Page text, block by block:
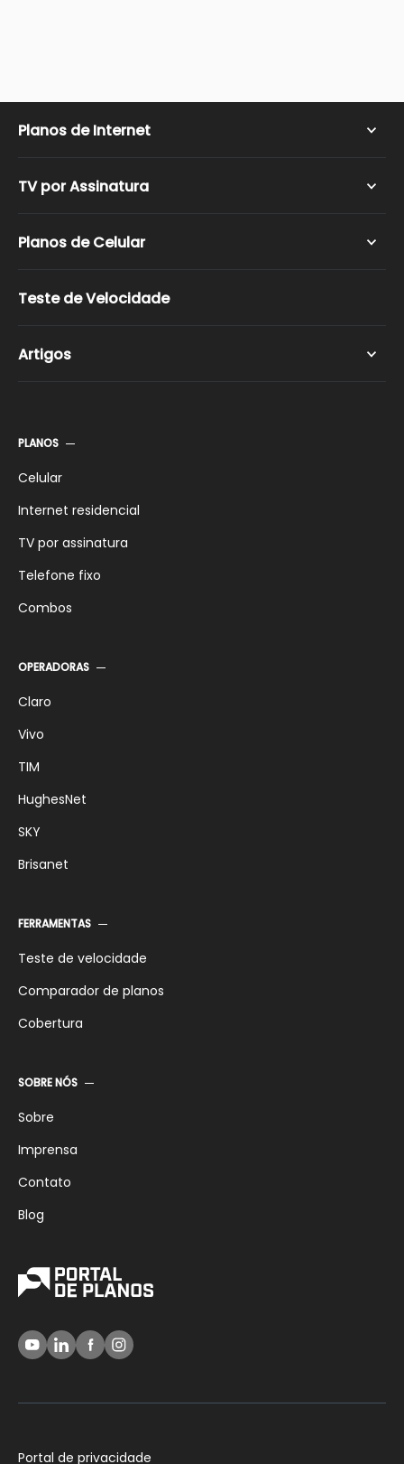
Planos de Internet
Internet Residencial
Internet Via Satélite
TV por Assinatura
Programação da TV a cabo
Planos de Celular
Planos Pós-Pagos
Planos de Celular Família
Teste de Velocidade
Artigos
TV
Comparativos
PLANOS
Celular
Internet residencial
TV por assinatura
Telefone fixo
Combos
OPERADORAS
Claro
Vivo
TIM
HughesNet
SKY
Brisanet
FERRAMENTAS
Teste de velocidade
Comparador de planos
Cobertura
SOBRE NÓS
Sobre
Imprensa
Contato
Blog
Portal de privacidade